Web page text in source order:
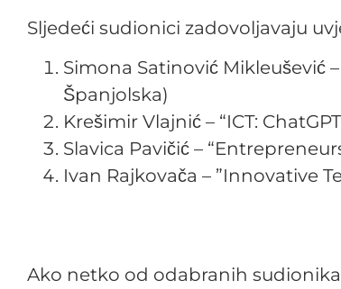
Sljedeći sudionici zadovoljavaju
Simona Satinović Mikleušević
Španjolska)
Krešimir Vlajnić – “ICT:
Slavica Pavičić –
Ivan Rajkovača – ”Innovative
Ako netko od odabranih